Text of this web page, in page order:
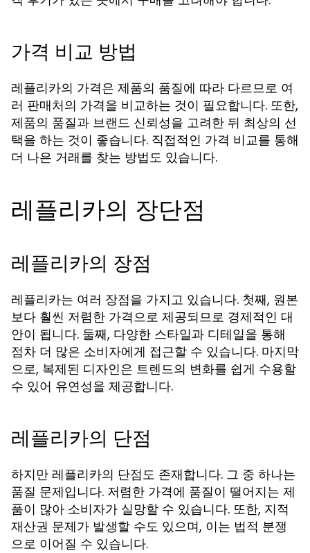
가격 비교 방법
레플리카의 가격은 제품의 품질에 따라 다르므로 여
러 판매처의 가격을 비교하는 것이 필요합니다. 또한,
제품의 품질과 브랜드 신뢰성을 고려한 뒤 최상의 선
택을 하는 것이 좋습니다. 직접적인 가격 비교를 통해
더 나은 거래를 찾는 방법도 있습니다.
레플리카의 장단점
레플리카의 장점
레플리카는 여러 장점을 가지고 있습니다. 첫째, 원본
보다 훨씬 저렴한 가격으로 제공되므로 경제적인 대
안이 됩니다. 둘째, 다양한 스타일과 디테일을 통해
점차 더 많은 소비자에게 접근할 수 있습니다. 마지막
으로, 복제된 디자인은 트렌드의 변화를 쉽게 수용할
수 있어 유연성을 제공합니다.
레플리카의 단점
하지만 레플리카의 단점도 존재합니다. 그 중 하나는
품질 문제입니다. 저렴한 가격에 품질이 떨어지는 제
품이 많아 소비자가 실망할 수 있습니다. 또한, 지적
재산권 문제가 발생할 수도 있으며, 이는 법적 분쟁
으로 이어질 수 있습니다.